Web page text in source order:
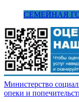
СЕМЕЙНАЯ
Министерство
опеки и